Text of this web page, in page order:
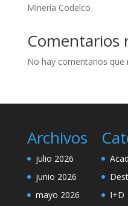
Minería Codelco
Comentarios
No hay comentarios que
Archivos
julio 2026
junio 2026
mayo 2026
I+D